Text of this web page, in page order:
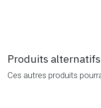
Produits alternatifs
Ces autres produits